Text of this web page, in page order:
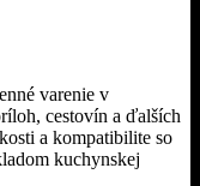
varenie v
cestovín a ďalších
a kompatibilite so
kuchynskej